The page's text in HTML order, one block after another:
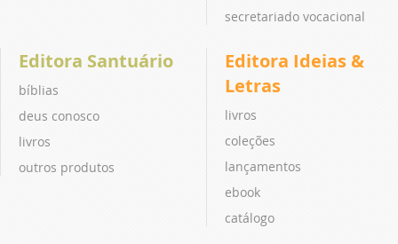
secretariado vocacional
Editora Santuário
bíblias
deus conosco
livros
outros produtos
Editora Ideias &
Letras
livros
coleções
lançamentos
ebook
catálogo